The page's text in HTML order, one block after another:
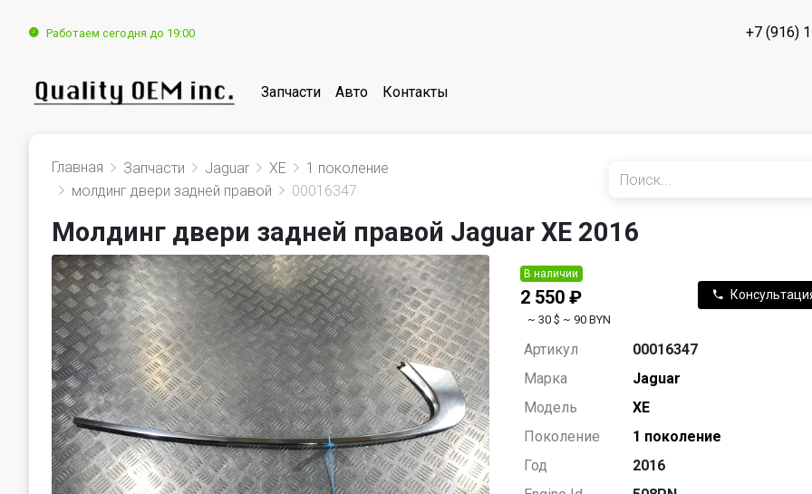
Работаем сегодня до 19:00 +7 (916)
Запчасти Авто Контакты
Главная Запчасти Jaguar XE
1 поколение
молдинг двери задней правой
00016347
Молдинг двери задней правой Jaguar XE 2016
В наличии
2 550 ₽
~ 30 $ ~ 90 BYN
Артикул
00016347
Марка
Jaguar
Модель
XE
Поколение
1 поколение
Год
2016